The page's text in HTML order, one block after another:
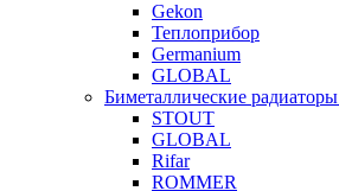
Gekon
Теплоприбор
Germanium
GLOBAL
Биметаллические радиаторы
STOUT
GLOBAL
Rifar
ROMMER